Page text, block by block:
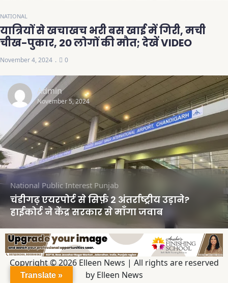
NATIONAL
यात्रियों से खचाखच भरी बस खाई में गिरी, मची
चीख-पुकार, 20 लोगों की मौत; देखें VIDEO
November 4, 2024 0
Admin
November 5, 2024
National Public Interest Punjab
चंडीगढ़ एयरपोर्ट से सिर्फ़ 2 अंतर्राष्ट्रीय उड़ाने?
हाईकोर्ट ने केंद्र सरकार से माँगा जवाब
Copyright © 2026 Elleen News | All rights are reserved
by Elleen News
Translate »